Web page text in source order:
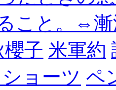
こと。⇔
櫻子 米軍約
ョーツ ペ